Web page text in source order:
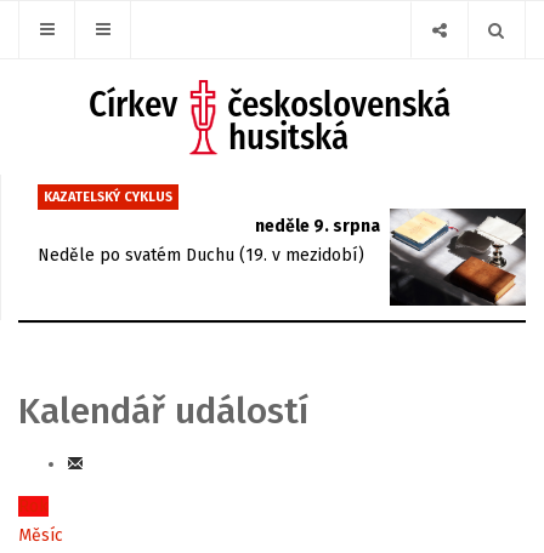
KAZATELSKÝ CYKLUS
neděle 9. srpna
Neděle po svatém Duchu (19. v mezidobí)
Kalendář událostí
Rok
Měsíc